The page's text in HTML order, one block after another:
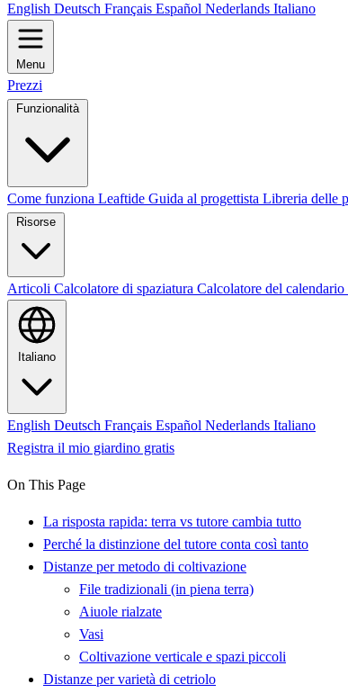
English Deutsch Français Español Nederlands Italiano
Menu
Prezzi
Funzionalità
Come funziona Leaftide Guida al progettista Libreria delle
Risorse
Articoli Calcolatore di spaziatura Calcolatore del
Italiano
English Deutsch Français Español Nederlands Italiano
Registra il mio giardino gratis
On This Page
La risposta rapida: terra vs tutore cambia tutto
Perché la distinzione del tutore conta così tanto
Distanze per metodo di coltivazione
File tradizionali (in piena terra)
Aiuole rialzate
Vasi
Coltivazione verticale e spazi piccoli
Distanze per varietà di cetriolo